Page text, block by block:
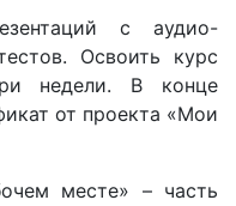
с аудио-
Освоить курс
недели. В конце
от проекта «Мои
месте» – часть